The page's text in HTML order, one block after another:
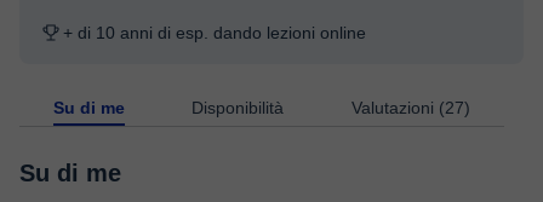
+ di 10 anni di esp. dando lezioni online
Su di me Disponibilità Valutazioni (27)
Su di me